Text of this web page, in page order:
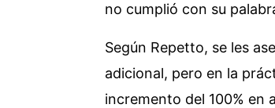
no cumplió con su
Según Repetto, se les
adicional, pero en la
incremento del 100% en